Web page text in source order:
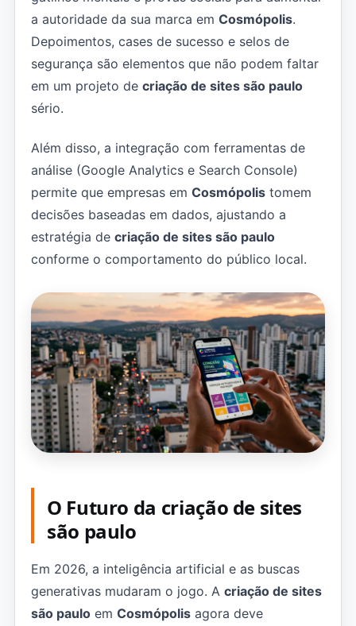
a autoridade da sua marca em Cosmópolis.
Depoimentos, cases de sucesso e selos de
segurança são elementos que não podem faltar
em um projeto de criação de sites são paulo
sério.
Além disso, a integração com ferramentas de
análise (Google Analytics e Search Console)
permite que empresas em Cosmópolis tomem
decisões baseadas em dados, ajustando a
estratégia de criação de sites são paulo
conforme o comportamento do público local.
O Futuro da criação de sites
são paulo
Em 2026, a inteligência artificial e as buscas
generativas mudaram o jogo. A criação de sites
são paulo em Cosmópolis agora deve